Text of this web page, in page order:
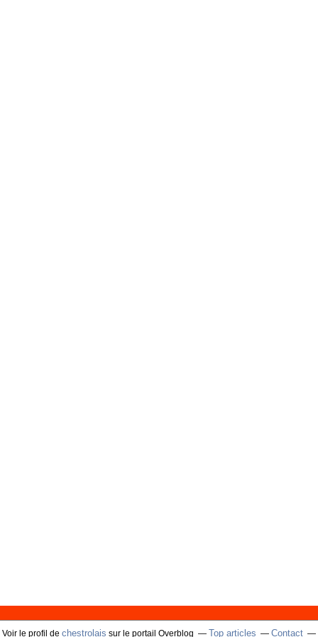
Voir le profil de chestrolais sur le portail Overblog Top articles Contact